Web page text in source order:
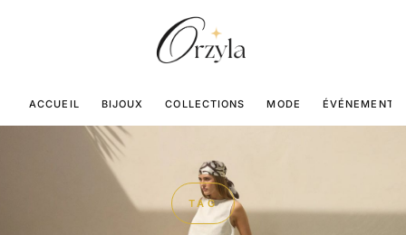
ACCUEIL BIJOUX COLLECTIONS MODE ÉVÉNEMENTS
TAG